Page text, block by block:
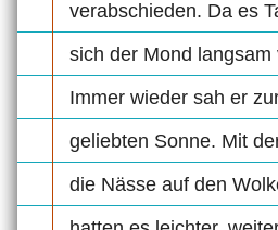
verabschieden. Da es
sich der Mond langsam
Immer wieder sah er
geliebten Sonne. Mit
die Nässe auf den